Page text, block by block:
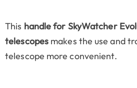
This handle for SkyWatcher
telescopes makes the use and
telescope more convenient.